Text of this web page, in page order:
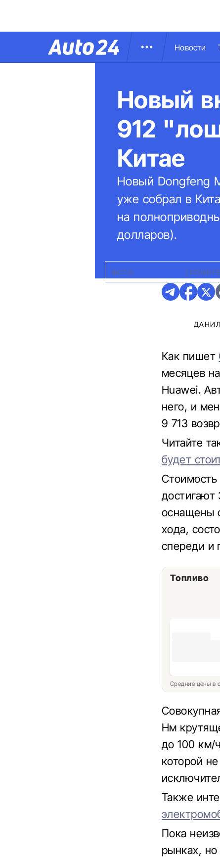
Новости
Новый
912
Китае
Новый Dongfeng
уже собрал в
на
долларов).
ФОТО:
Как пишет
месяцев
Huawei.
него, и
9 713
Читайте
будет
оснащены
хода,
спереди и
Топливо
Средние цены в
Нм
до 100 км/
которой
Также
Пока
рынках,